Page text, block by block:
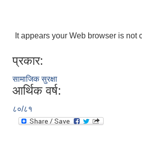
It appears your Web browser is
प्रकार:
सामाजिक सुरक्षा
आर्थिक वर्ष:
८०/८१